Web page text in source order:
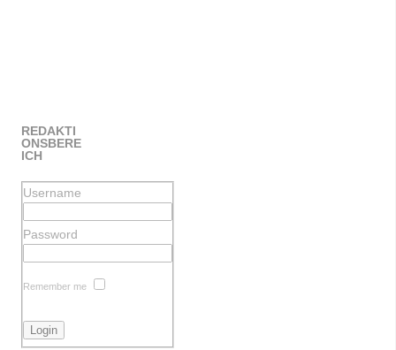
REDAKTI
ONSBERE
ICH
Username
Password
Remember me